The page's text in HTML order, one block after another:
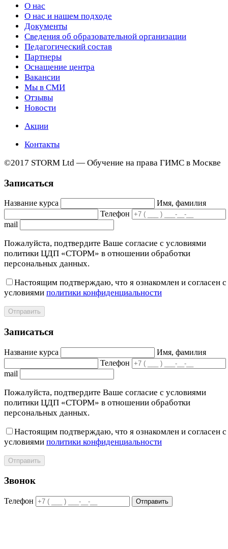
О нас
О нас и нашем подходе
Документы
Сведения об образовательной организации
Педагогический состав
Партнеры
Оснащение центра
Вакансии
Мы в СМИ
Отзывы
Новости
Акции
Контакты
©2017 STORM Ltd — Обучение на права ГИМС в Москве
Записаться
Название курса
Имя, фамилия
Телефон
mail
Пожалуйста, подтвердите Ваше согласие с условиями
политики ЦДП «СТОРМ» в отношении обработки
персональных данных.
Настоящим подтверждаю, что я ознакомлен и согласен с
условиями политики конфиденциальности
Отправить
Записаться
Название курса
Имя, фамилия
Телефон
mail
Пожалуйста, подтвердите Ваше согласие с условиями
политики ЦДП «СТОРМ» в отношении обработки
персональных данных.
Настоящим подтверждаю, что я ознакомлен и согласен с
условиями политики конфиденциальности
Отправить
Звонок
Телефон Отправить